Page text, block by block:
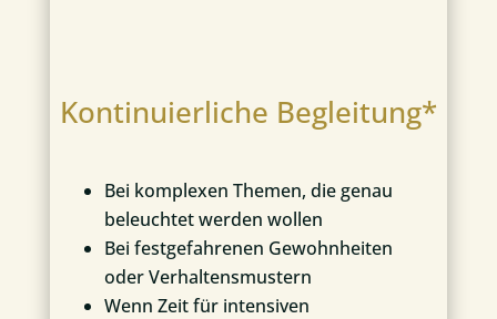
Kontinuierliche Begleitung*
Bei komplexen Themen, die genau
beleuchtet werden wollen
Bei festgefahrenen Gewohnheiten
oder Verhaltensmustern
Wenn Zeit für intensiven